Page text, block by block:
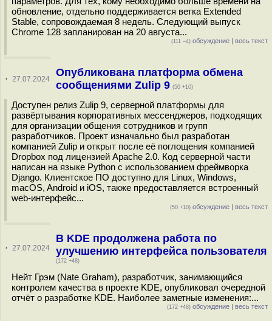
обновление, отдельно поддерживается ветка Extended
Stable, сопровождаемая 8 недель. Следующий выпуск
Chrome 128 запланирован на 20 августа...
(111 –4) обсуждение | весь текст
· 27.07.2024
Опубликована платформа обмена
сообщениями Zulip 9 (50 +10)
Доступен релиз Zulip 9, серверной платформы для
развёртывания корпоративных мессенджеров, подходящих
для организации общения сотрудников и групп
разработчиков. Проект изначально был разработан
компанией Zulip и открыт после её поглощения компанией
Dropbox под лицензией Apache 2.0. Код серверной части
написан на языке Python с использованием фреймворка
Django. Клиентское ПО доступно для Linux, Windows,
macOS, Android и iOS, также предоставляется встроенный
web-интерфейс...
(50 +10) обсуждение | весь текст
· 27.07.2024
В KDE продолжена работа по
улучшению интерфейса пользователя
(172 +48)
Нейт Грэм (Nate Graham), разработчик, занимающийся
контролем качества в проекте KDE, опубликовал очередной
отчёт о разработке KDE. Наиболее заметные изменения:...
(172 +48) обсуждение | весь текст